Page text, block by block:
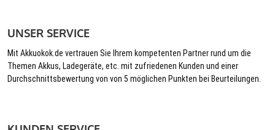
UNSER SERVICE
Mit Akkuokok.de vertrauen Sie Ihrem kompetenten Partner rund um die
Themen Akkus, Ladegeräte, etc. mit zufriedenen Kunden und einer
Durchschnittsbewertung von von 5 möglichen Punkten bei Beurteilungen.